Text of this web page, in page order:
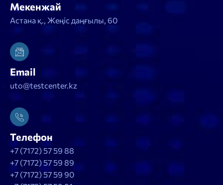
Мекенжай
Астана қ., Жеңіс даңғылы, 60
Email
uto@testcenter.kz
Телефон
+7 (7172) 57 59 88
+7 (7172) 57 59 89
+7 (7172) 57 59 90